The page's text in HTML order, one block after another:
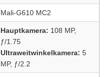
Mali-G610 MC2
Hauptkamera: 108 MP,
ƒ/1.75
Ultraweitwinkelkamera: 5
MP, ƒ/2.2